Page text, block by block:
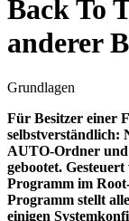
Back To
anderer
Grundlagen
Für Besitzer einer
selbstverständlich:
AUTO-Ordner und
gebootet.
Programm im
Programm stellt
einigen